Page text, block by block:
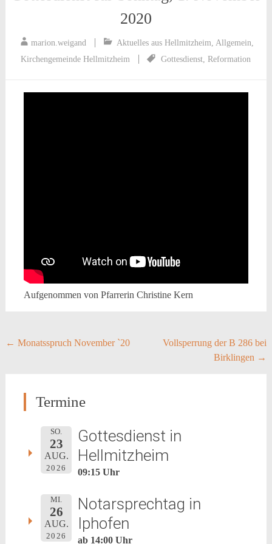
2020
marion.weigand Aktuelles aus Hellmitzheim,Allgemein,
Kirchengemeinde Hellmitzheim
Gottesdienst,Reformation
Aufgenommen von Pfarrerin Christine Kern
Post
← Monatsspruch November `20
Vollsperrung der B 286 bei
Birklingen →
Termine
SO.
23
AUG.
2026
Gottesdienst in
Hellmitzheim
09:15 Uhr
MI.
26
AUG.
2026
Notarsprechtag in
Iphofen
ab 14:00 Uhr